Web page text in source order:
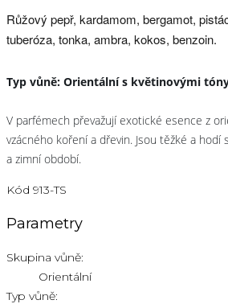
Růžový pepř, kardamom, bergamot,
tuberóza, tonka, ambra, kokos, benzoin.
Typ vůně: Orientální s květinovými
V parfémech převažují exotické esence z
vzácného koření a dřevin. Jsou těžké a
a zimní období.
Kód 913-TS
Parametry
Skupina vůně:
Orientální
Typ vůně: